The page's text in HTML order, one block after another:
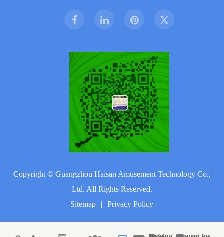
Copyright © Guangzhou Haisan Amusement Technology Co.,
Ltd. All Rights Reserved.
Sitemap
| Privacy Policy